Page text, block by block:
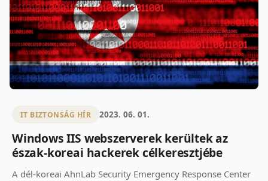
IT BIZTONSÁG HÍR 2023. 06. 01.
Windows IIS webszerverek kerültek az
észak-koreai hackerek célkeresztjébe
A dél-koreai AhnLab Security Emergency Response Center